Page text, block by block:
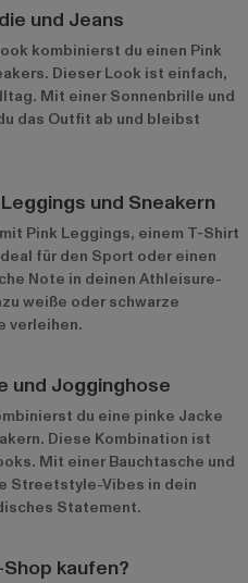
und Jeans
kombinierst du einen Pink
Dieser Look ist einfach,
Mit einer Sonnenbrille und
das Outfit ab und bleibst
und Sneakern
Pink Leggings, einem T-Shirt
für den Sport oder einen
Note in deinen Athleisure-
weiße oder schwarze
verleihen.
und Jogginghose
du eine pinke Jacke
Diese Kombination ist
Mit einer Bauchtasche und
Streetstyle-Vibes in dein
Statement.
kaufen?